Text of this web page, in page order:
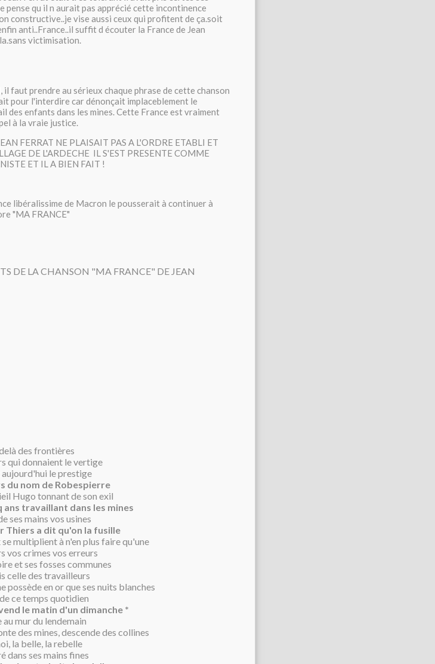
pense qu il n aurait pas apprécié cette incontinence
constructive..je vise aussi ceux qui profitent de ça.soit
anti..France..il suffit d écouter la France de Jean
victimisation.
il faut prendre au sérieux chaque phrase de cette chanson
pour l'interdire car dénonçait implaceblement le
des enfants dans les mines. Cette France est vraiment
à la vraie justice.
FERRAT NE PLAISAIT PAS A L'ORDRE ETABLI ET
DE L'ARDECHE IL S'EST PRESENTE COMME
ET IL A BIEN FAIT !
libéralissime de Macron le pousserait à continuer à
"MA FRANCE"
DE LA CHANSON "MA FRANCE" DE JEAN
des frontières
qui donnaient le vertige
le prestige
du nom de Robespierre
Hugo tonnant de son exil
ans travaillant dans les mines
ses mains vos usines
Thiers a dit qu'on la fusille
multiplient à n'en plus faire qu'une
vos crimes vos erreurs
et ses fosses communes
celle des travailleurs
possède en or que ses nuits blanches
ce temps quotidien
le matin d'un dimanche *
mur du lendemain
des mines, descende des collines
la belle, la rebelle
dans ses mains fines